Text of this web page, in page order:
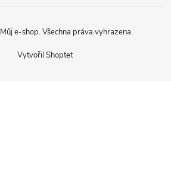
Vytvořil Shoptet
Můj e-shop. Všechna práva vyhrazena.